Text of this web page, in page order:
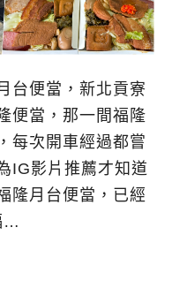
台便當，新北貢寮
便當，那一間福隆
每次開車經過都嘗
IG影片推薦才知道
隆月台便當，已經
…